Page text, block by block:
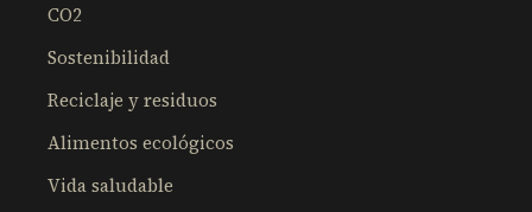
CO2
Sostenibilidad
Reciclaje y residuos
Alimentos ecológicos
Vida saludable